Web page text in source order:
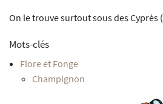
On le trouve surtout sous des Cyprès (
Mots-clés
Flore et Fonge
Champignon